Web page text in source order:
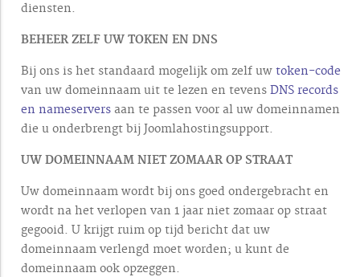
diensten.
BEHEER ZELF UW TOKEN EN DNS
Bij ons is het standaard mogelijk om zelf uw token-code
van uw domeinnaam uit te lezen en tevens DNS records
en nameservers aan te passen voor al uw domeinnamen
die u onderbrengt bij Joomlahostingsupport.
UW DOMEINNAAM NIET ZOMAAR OP STRAAT
Uw domeinnaam wordt bij ons goed ondergebracht en
wordt na het verlopen van 1 jaar niet zomaar op straat
gegooid. U krijgt ruim op tijd bericht dat uw
domeinnaam verlengd moet worden; u kunt de
domeinnaam ook opzeggen.